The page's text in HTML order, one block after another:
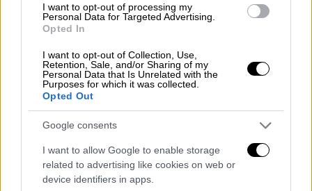
I want to opt-out of processing my
Personal Data for Targeted Advertising.
Opted In
I want to opt-out of Collection, Use,
Retention, Sale, and/or Sharing of my
Personal Data that Is Unrelated with the
Purposes for which it was collected.
Opted Out
Google consents
I want to allow Google to enable storage
related to advertising like cookies on web or
device identifiers in apps.